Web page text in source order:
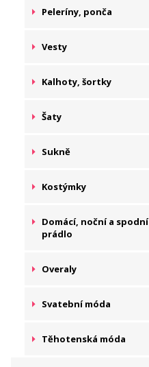
Peleríny, ponča
Vesty
Kalhoty, šortky
Šaty
Sukně
Kostýmky
Domácí, noční a spodní
prádlo
Overaly
Svatební móda
Těhotenská móda